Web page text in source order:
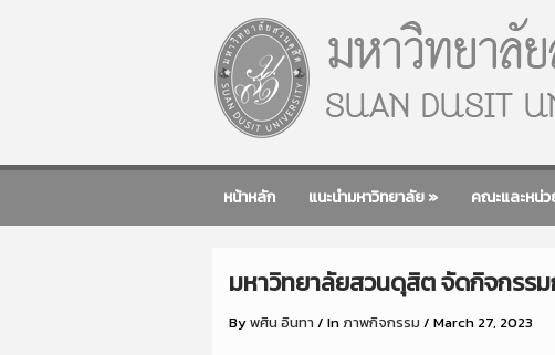
หน้าหลัก แนะนำมหาวิทยาลัย» คณะและหน่ว
มหาวิทยาลัยสวนดุสิต จัดกิจกรรม
Byพศิน อินทา/ Inภาพกิจกรรม / March 27, 2023